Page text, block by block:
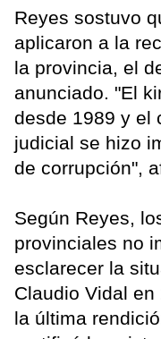
Reyes sostuvo
aplicaron a la
la provincia, el
anunciado. "El
desde 1989 y el
judicial se hizo
de corrupción",
Según Reyes,
provinciales no
esclarecer la
Claudio Vidal
la última